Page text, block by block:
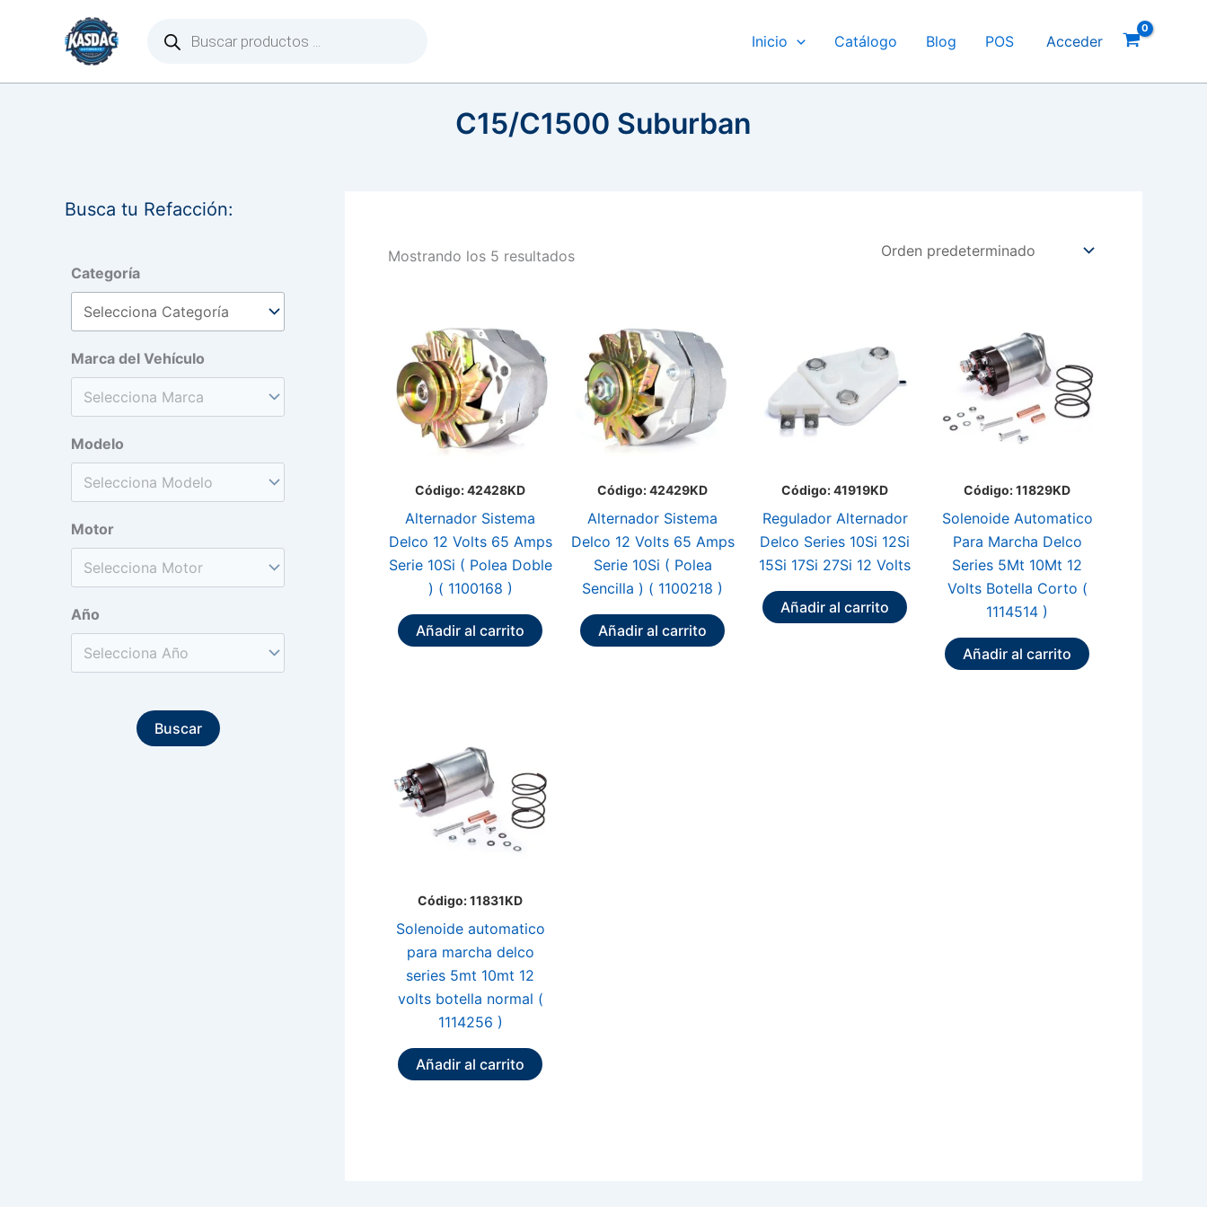
contenido
productos
Inicio Catálogo Blog POS Acceder
C15/C1500 Suburban
Busca tu Refacción:
Categoría
Marca del Vehículo
Modelo
Motor
Año
Buscar
Mostrando los 5 resultados
Código: 42428KD
Alternador Sistema
Delco 12 Volts 65 Amps
Serie 10Si ( Polea Doble
) ( 1100168 )
Añadir al carrito
Código: 42429KD
Alternador Sistema
Delco 12 Volts 65 Amps
Serie 10Si ( Polea
Sencilla ) ( 1100218 )
Añadir al carrito
Código: 41919KD
Regulador Alternador
Delco Series 10Si 12Si
15Si 17Si 27Si 12 Volts
Añadir al carrito
Código: 11829KD
Solenoide Automatico
Para Marcha Delco
Series 5Mt 10Mt 12
Volts Botella Corto (
1114514 )
Añadir al carrito
Código: 11831KD
Solenoide automatico
para marcha delco
series 5mt 10mt 12
volts botella normal (
1114256 )
Añadir al carrito